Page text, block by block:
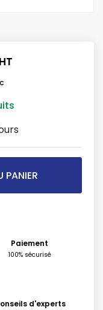
HT
PANIER
Paiement
100% sécurisé
d'experts